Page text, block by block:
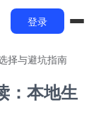
登录
择与避坑指南
：本地生